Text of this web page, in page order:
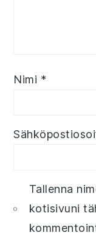
Nimi *
Tallenna
kotisivuni